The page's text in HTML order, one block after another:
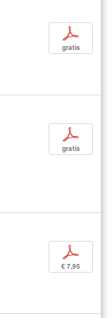
p
gratis
p
gratis
p
€ 7,95